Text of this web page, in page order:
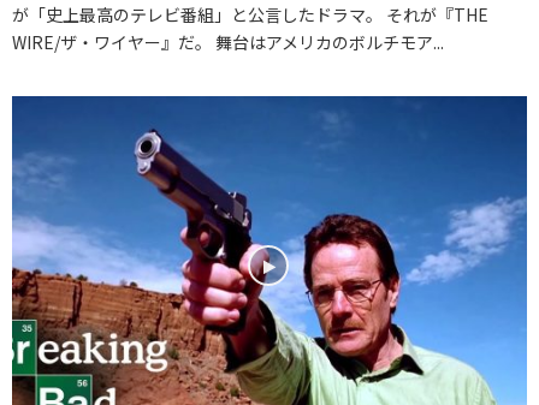
が「史上最高のテレビ番組」と公言したドラマ。 それが『THE
WIRE/ザ・ワイヤー』だ。 舞台はアメリカのボルチモア...